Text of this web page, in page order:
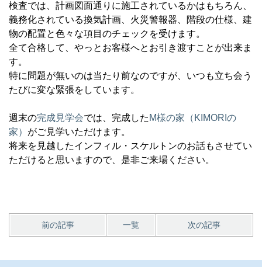
検査では、計画図面通りに施工されているかはもちろん、
義務化されている換気計画、火災警報器、階段の仕様、建
物の配置と色々な項目のチェックを受けます。
全て合格して、やっとお客様へとお引き渡すことが出来ま
す。
特に問題が無いのは当たり前なのですが、いつも立ち会う
たびに変な緊張をしています。
週末の完成見学会では、完成した M様の家（KIMORIの
家） がご見学いただけます。
将来を見越したインフィル・スケルトンのお話もさせてい
ただけると思いますので、是非ご来場ください。
前の記事 一覧 次の記事